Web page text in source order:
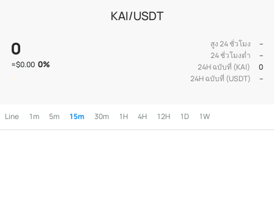
KAI/USDT
0
≈$0.00 0%
สูง 24 ชั่วโมง
--
24 ชั่วโมงต่ำ
--
24H ฉบับที่ (KAI)
0
24H ฉบับที่ (USDT)
--
Line 1m 5m 15m 30m 1H 4H 12H 1D 1W